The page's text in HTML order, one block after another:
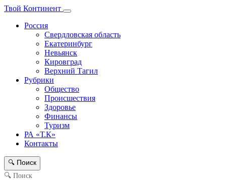
Твой Континент
Россия
Свердловская область
Екатеринбург
Невьянск
Кировград
Верхний Тагил
Рубрики
Общество
Происшествия
Здоровье
Финансы
Туризм
РА «Т.К»
Контакты
🔍 Поиск
🔍 Поиск